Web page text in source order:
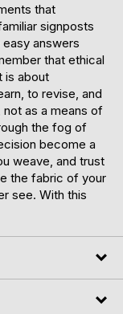
that
signposts
answers
that ethical
is about
to revise, and
as a means of
the fog of
become a
weave, and trust
the fabric of your
see. With this